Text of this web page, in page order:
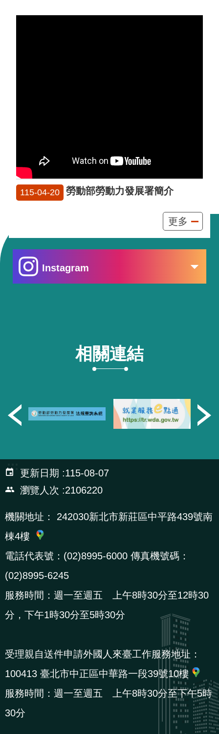
勞動部勞動力發展署簡介
115-04-20
更多
Instagram
相關連結
:::
更新日期
115-08-07
瀏覽人次
2106220
機關地址：
242030新北市新莊區中平路439號南
棟4樓
電話代表號：(02)8995-6000 傳真機號碼：
(02)8995-6245
服務時間：週一至週五 上午8時30分至12時30
分，下午1時30分至5時30分
受理親自送件申請外國人來臺工作服務地址：
100413 臺北市中正區中華路一段39號10樓
服務時間：週一至週五 上午8時30分至下午5時
30分